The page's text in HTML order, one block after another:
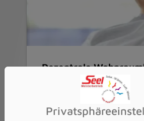
Dezentrale
Sie planen eine energetische
Sanierung? Dann sollten
richtige Lüftungskonzept